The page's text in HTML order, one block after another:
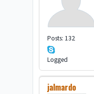
Posts: 132
Logged
jalmardo